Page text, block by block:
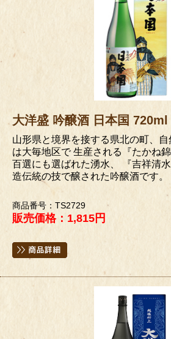
大洋盛 吟醸酒 日本国 720ml
山形県と境界を接する県北の町、
は大毎地区で 生産される『たかね
百選にも選ばれた湧水、 『吉祥清
造伝統の技で醸された吟醸酒です。
商品番号：TS2729
販売価格：1,815円